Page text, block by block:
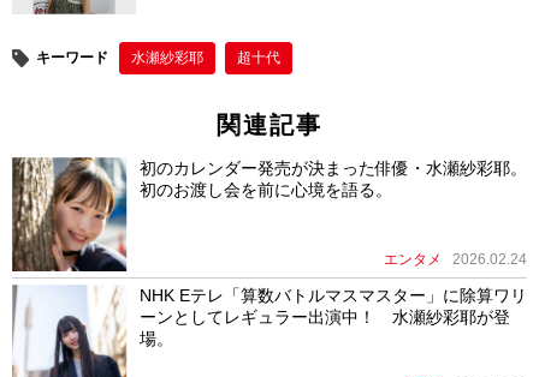
キーワード 水瀬紗彩耶 超十代
関連記事
初のカレンダー発売が決まった俳優・水瀬紗彩耶。
初のお渡し会を前に心境を語る。
エンタメ 2026.02.24
NHK Eテレ「算数バトルマスマスター」に除算ワリ
ーンとしてレギュラー出演中！ 水瀬紗彩耶が登
場。